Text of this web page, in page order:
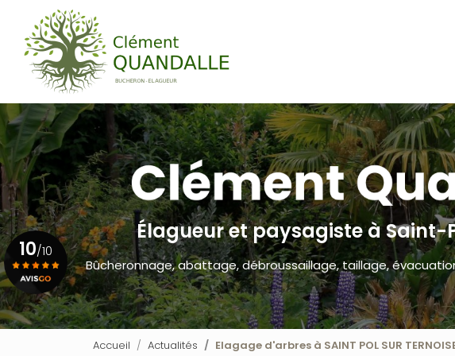
contenu
principal
Élagueur et paysagisteà Saint-
Bûcheronnage, abattage, débroussaillage, taillage,
10/10
Voir le certificat
Accueil Actualités Elagage d'arbres à SAINT POL SUR